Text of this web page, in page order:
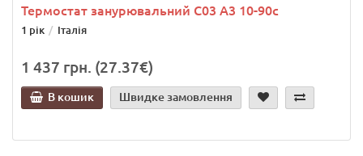
Термостат занурювальний C03 A3 10-90с
1 рік Італія
1 437 грн. (27.37€)
В кошик Швидке замовлення